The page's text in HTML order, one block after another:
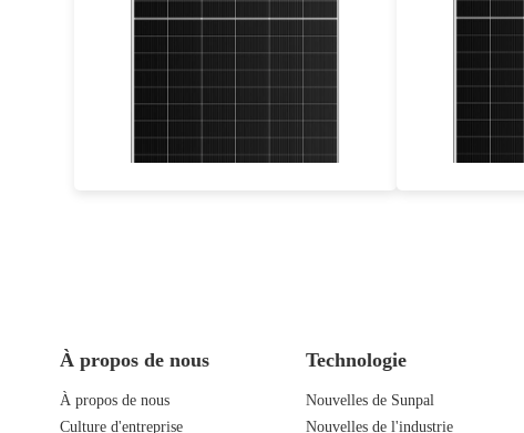
660-685W
Warrabty : 25 ans de garantie Garantie
À propos de nous
À propos de nous
Culture d'entreprise
Technologie
Nouvelles de Sunpal
Nouvelles de l'industrie